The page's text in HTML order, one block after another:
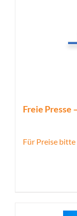
Freie Presse
Für Preise